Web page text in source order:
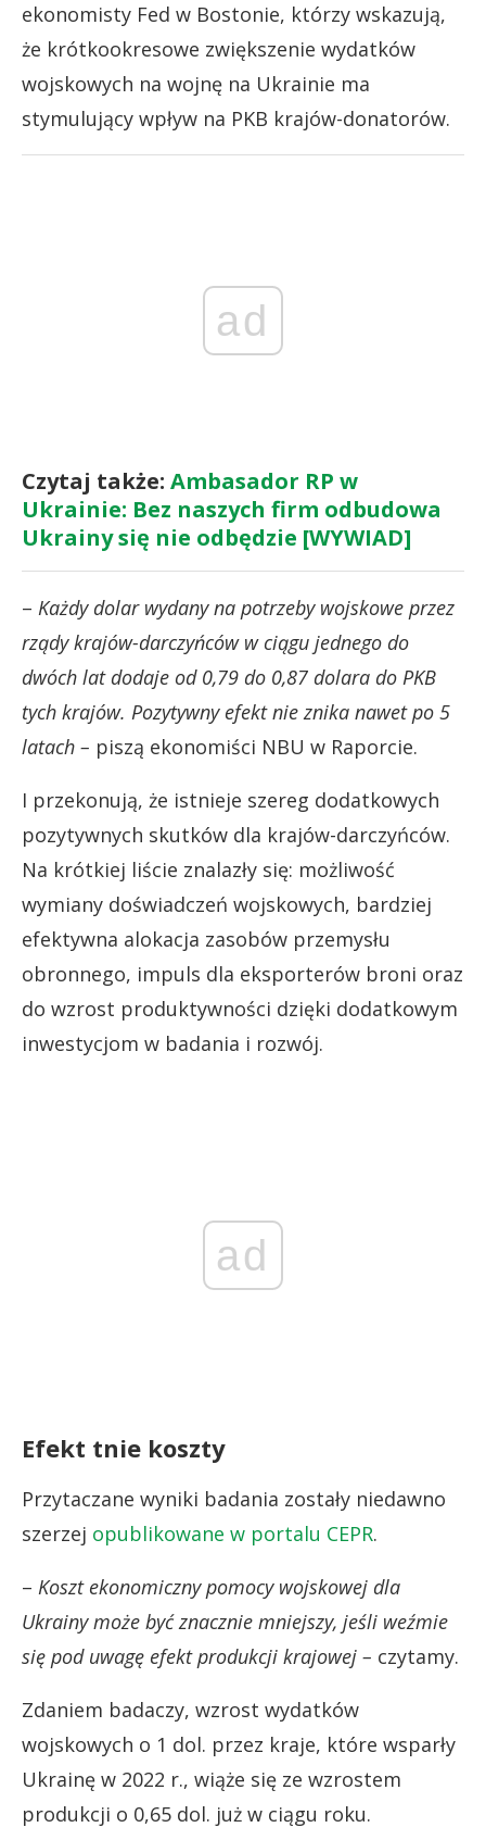
ekonomisty Fed w Bostonie, którzy wskazują,
że krótkookresowe zwiększenie wydatków
wojskowych na wojnę na Ukrainie ma
stymulujący wpływ na PKB krajów-donatorów.
ad
Czytaj także: Ambasador RP w
Ukrainie: Bez naszych firm odbudowa
Ukrainy się nie odbędzie [WYWIAD]
– Każdy dolar wydany na potrzeby wojskowe przez
rządy krajów-darczyńców w ciągu jednego do
dwóch lat dodaje od 0,79 do 0,87 dolara do PKB
tych krajów. Pozytywny efekt nie znika nawet po 5
latach – piszą ekonomiści NBU w Raporcie.
I przekonują, że istnieje szereg dodatkowych
pozytywnych skutków dla krajów-darczyńców.
Na krótkiej liście znalazły się: możliwość
wymiany doświadczeń wojskowych, bardziej
efektywna alokacja zasobów przemysłu
obronnego, impuls dla eksporterów broni oraz
do wzrost produktywności dzięki dodatkowym
inwestycjom w badania i rozwój.
ad
Efekt tnie koszty
Przytaczane wyniki badania zostały niedawno
szerzej opublikowane w portalu CEPR.
– Koszt ekonomiczny pomocy wojskowej dla
Ukrainy może być znacznie mniejszy, jeśli weźmie
się pod uwagę efekt produkcji krajowej – czytamy.
Zdaniem badaczy, wzrost wydatków
wojskowych o 1 dol. przez kraje, które wsparły
Ukrainę w 2022 r., wiąże się ze wzrostem
produkcji o 0,65 dol. już w ciągu roku.